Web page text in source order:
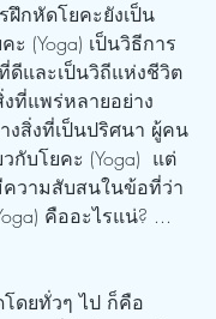
ฝึกหัดโยคะยังเป็น
(Yoga) เป็นวิธีการ
และเป็นวิถีแห่งชีวิต
งที่แพร่หลายอย่าง
งสิ่งที่เป็นปริศนา ผู้คน
กับโยคะ (Yoga)  แต่
วามสับสนในข้อที่ว่า
คืออะไรแน่? ...